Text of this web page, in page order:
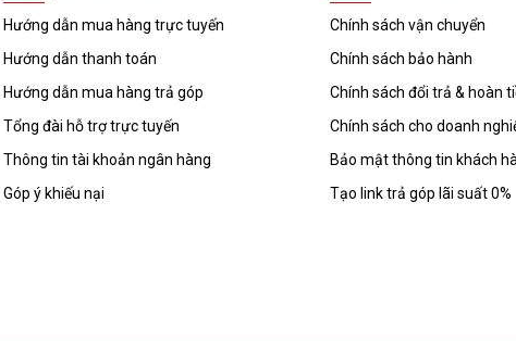
Hướng dẫn mua hàng trực tuyến
Hướng dẫn thanh toán
Hướng dẫn mua hàng trả góp
Tổng đài hỗ trợ trực tuyến
Thông tin tài khoản ngân hàng
Góp ý khiếu nại
Chính sách vận chuyển
Chính sách bảo hành
Chính sách đổi trả & hoàn
Chính sách cho doanh
Bảo mật thông tin khách
Tạo link trả góp lãi suất 0%